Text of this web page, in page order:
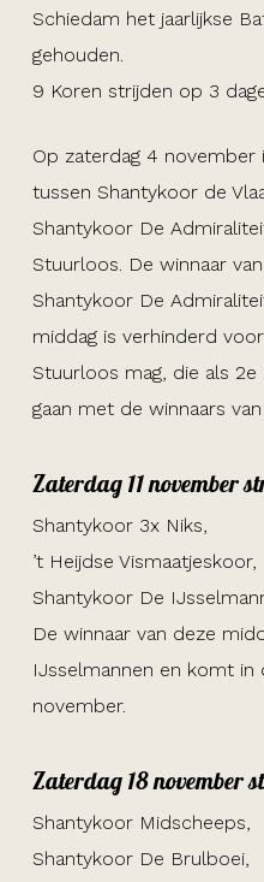
Schiedam het jaarlijkse
gehouden.
9 Koren strijden op 3
Op zaterdag 4 november
tussen Shantykoor de
Shantykoor De
Stuurloos. De winnaar
Shantykoor De
middag is verhinderd
Stuurloos mag, die als 2e
gaan met de winnaars van
Zaterdag 11 november
Shantykoor 3x Niks,
’t Heijdse Vismaatjeskoor,
Shantykoor De
De winnaar van deze
IJsselmannen en komt in
november.
Zaterdag 18 november
Shantykoor Midscheeps,
Shantykoor De Brulboei,